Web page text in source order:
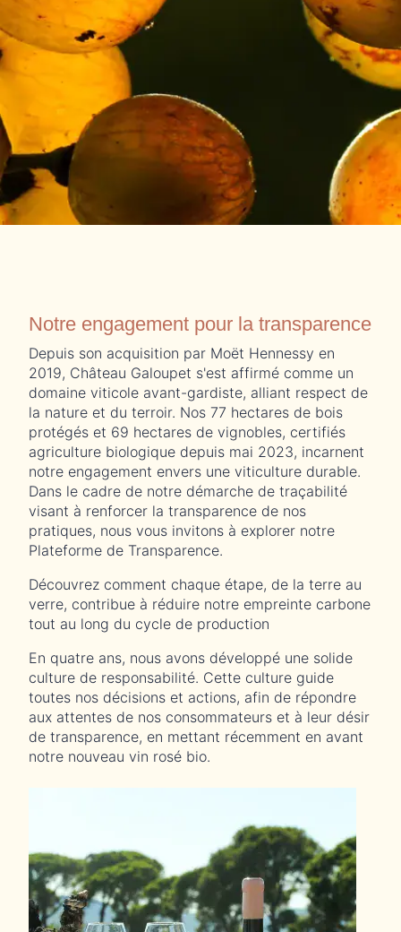
Notre engagement pour la transparence
Depuis son acquisition par Moët Hennessy en
2019, Château Galoupet s'est affirmé comme un
domaine viticole avant-gardiste, alliant respect de
la nature et du terroir. Nos 77 hectares de bois
protégés et 69 hectares de vignobles, certifiés
agriculture biologique depuis mai 2023, incarnent
notre engagement envers une viticulture durable.
Dans le cadre de notre démarche de traçabilité
visant à renforcer la transparence de nos
pratiques, nous vous invitons à explorer notre
Plateforme de Transparence.
Découvrez comment chaque étape, de la terre au
verre, contribue à réduire notre empreinte carbone
tout au long du cycle de production
En quatre ans, nous avons développé une solide
culture de responsabilité. Cette culture guide
toutes nos décisions et actions, afin de répondre
aux attentes de nos consommateurs et à leur désir
de transparence, en mettant récemment en avant
notre nouveau vin rosé bio.